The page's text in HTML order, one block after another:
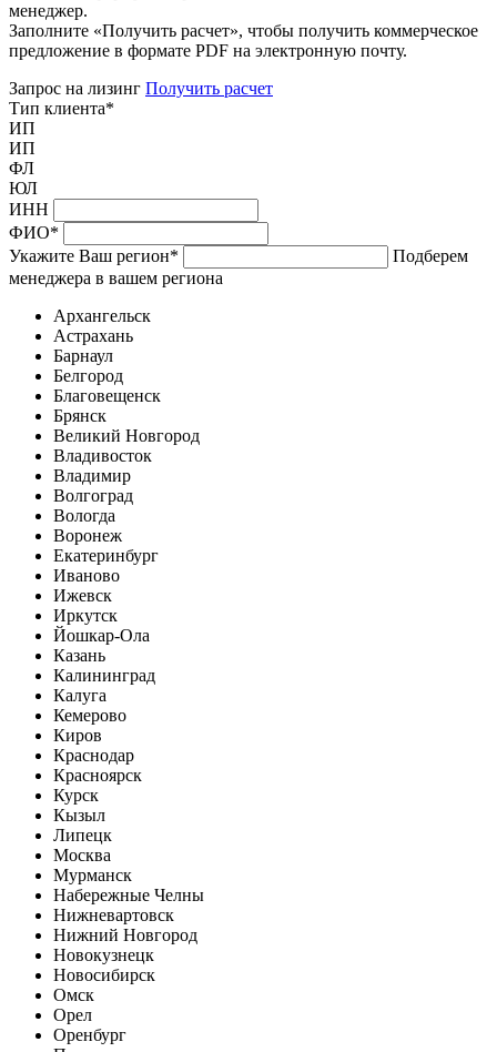
менеджер.
Заполните «Получить расчет», чтобы получить коммерческое
предложение в формате PDF на электронную почту.
Запрос на лизинг Получить расчет
Тип клиента*
ИП
ИП
ФЛ
ЮЛ
ИНН
ФИО*
Укажите Ваш регион*
Подберем
менеджера в вашем региона
Архангельск
Астрахань
Барнаул
Белгород
Благовещенск
Брянск
Великий Новгород
Владивосток
Владимир
Волгоград
Вологда
Воронеж
Екатеринбург
Иваново
Ижевск
Иркутск
Йошкар-Ола
Казань
Калининград
Калуга
Кемерово
Киров
Краснодар
Красноярск
Курск
Кызыл
Липецк
Москва
Мурманск
Набережные Челны
Нижневартовск
Нижний Новгород
Новокузнецк
Новосибирск
Омск
Орел
Оренбург